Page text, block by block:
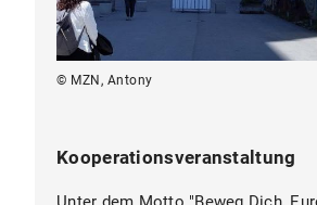
© MZN, Antony
Kooperationsveranstaltung
© MZN